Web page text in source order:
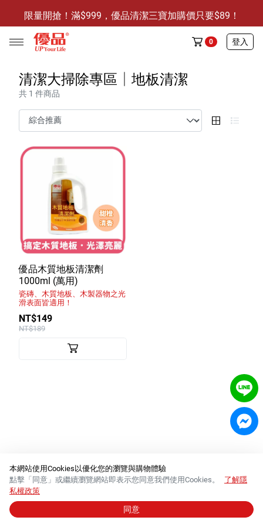
限量開搶！滿$999，優品清潔三寶加購價只要$89！
防霉清潔好幫手-任3件贈保濕抗菌洗手乳
限量開搶！滿$999，優品清潔三寶加購價只要$89！
0 登入
任選活動
全部商品
限時特賣
防霉清潔好幫手(任3件，贈抗菌保濕洗手乳)
室內外除蟲專區
媽媽廚房專區
浴室清潔專區
會員權益
會員中心
清潔大掃除專區│地板清潔
共 1 件商品
優品木質地板清潔劑
1000ml (萬用)
瓷磚、木質地板、木製器物之光
滑表面皆適用！
NT$149
NT$189
本網站使用Cookies以優化您的瀏覽與購物體驗
點擊「同意」或繼續瀏覽網站即表示您同意我們使用Cookies。
了解隱
私權政策
同意
© 2026 必群股份有限公司 │ 統一編號 84288554